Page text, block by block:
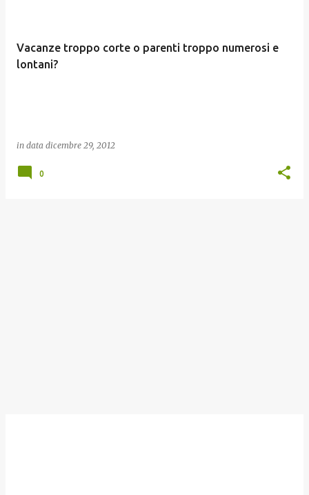
Vacanze troppo corte o parenti troppo numerosi e
lontani?
in data dicembre 29, 2012
0